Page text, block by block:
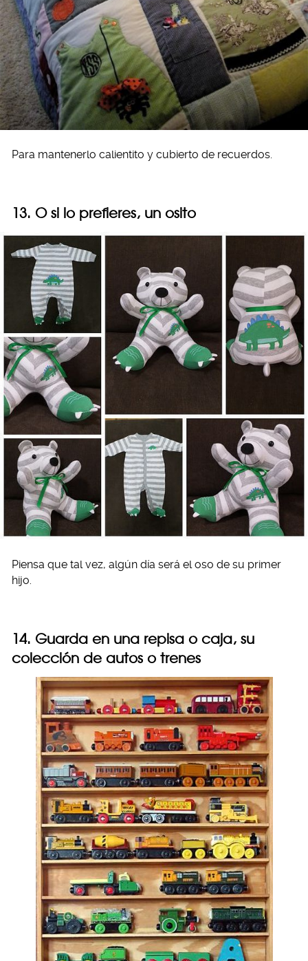
Para mantenerlo calientito y cubierto de recuerdos.
13. O si lo prefieres, un osito
Piensa que tal vez, algún día será el oso de su primer
hijo.
14. Guarda en una repisa o caja, su
colección de autos o trenes